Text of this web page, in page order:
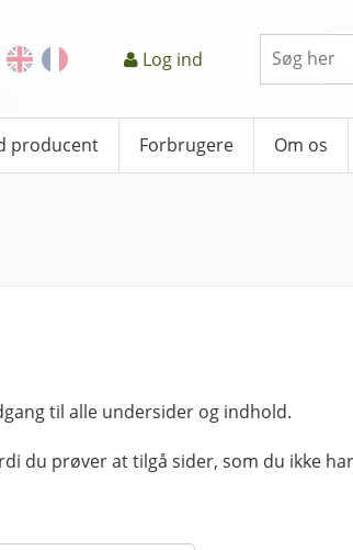
Log ind
producent Forbrugere Om os
til alle undersider og indhold.
du prøver at tilgå sider, som du ikke